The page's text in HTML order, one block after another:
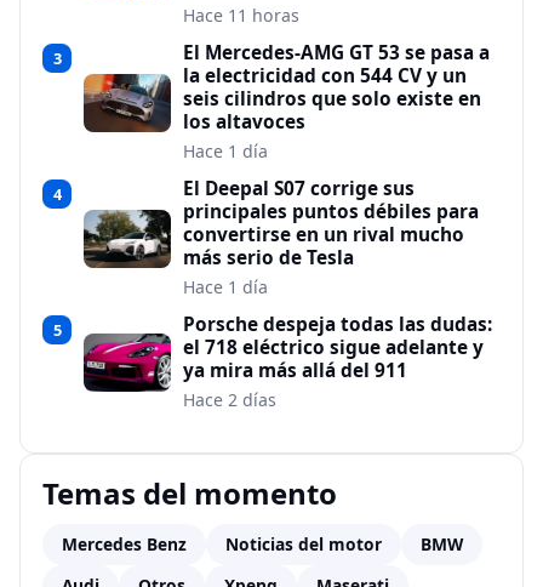
Hace 11 horas
3
El Mercedes-AMG GT 53 se pasa a
la electricidad con 544 CV y un
seis cilindros que solo existe en
los altavoces
Hace 1 día
4
El Deepal S07 corrige sus
principales puntos débiles para
convertirse en un rival mucho
más serio de Tesla
Hace 1 día
5
Porsche despeja todas las dudas:
el 718 eléctrico sigue adelante y
ya mira más allá del 911
Hace 2 días
Temas del momento
Mercedes Benz Noticias del motor
BMW